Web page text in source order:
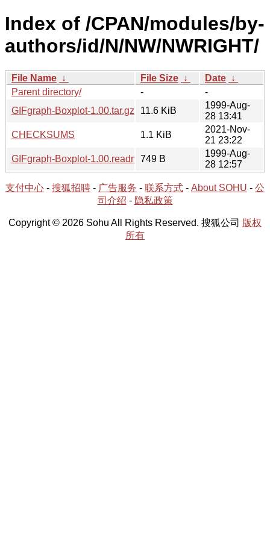
Index of /CPAN/modules/by-
authors/id/N/NW/NWRIGHT/
File Name ↓ File Size ↓ Date ↓
Parent directory/
-
-
GIFgraph-Boxplot-1.00.tar.gz
11.6 KiB
1999-Aug-
28 13:41
CHECKSUMS
1.1 KiB
2021-Nov-
21 23:22
GIFgraph-Boxplot-1.00.readme749 B
1999-Aug-
28 12:57
支付中心 - 搜狐招聘 - 广告服务 - 联系方式 - About SOHU - 公
司介绍 - 隐私政策
Copyright © 2026 Sohu All Rights Reserved. 搜狐公司 版权
所有